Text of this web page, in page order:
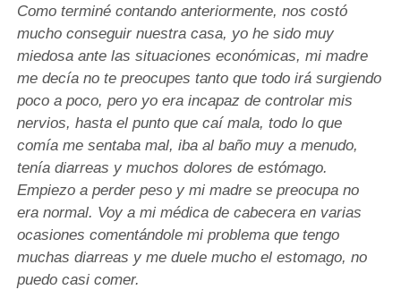
Como terminé contando anteriormente, nos costó
mucho conseguir nuestra casa, yo he sido muy
miedosa ante las situaciones económicas, mi madre
me decía no te preocupes tanto que todo irá surgiendo
poco a poco, pero yo era incapaz de controlar mis
nervios, hasta el punto que caí mala, todo lo que
comía me sentaba mal, iba al baño muy a menudo,
tenía diarreas y muchos dolores de estómago.
Empiezo a perder peso y mi madre se preocupa no
era normal. Voy a mi médica de cabecera en varias
ocasiones comentándole mi problema que tengo
muchas diarreas y me duele mucho el estomago, no
puedo casi comer.